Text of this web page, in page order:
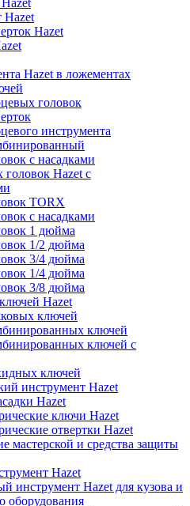
Hazet
Hazet
Hazet в ложементах
головок
инструмента
с насадками
Hazet с
TORX
с насадками
1 дюйма
1/2 дюйма
3/4 дюйма
1/4 дюйма
3/8 дюйма
Hazet
ключей
ключей
ключей с
ключей
инструмент Hazet
Hazet
ключи Hazet
отвертки Hazet
мастерской и средства защиты
Hazet
инструмент Hazet для кузова и
оборудования